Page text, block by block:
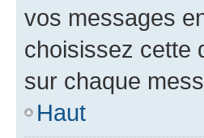
vos messages
choisissez cette
sur chaque
Haut